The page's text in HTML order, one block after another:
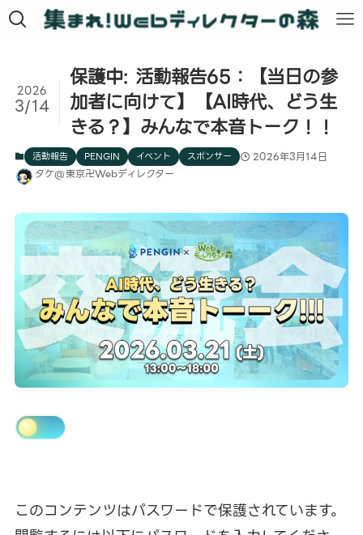
保護中: 活動報告65：【当日の参
加者に向けて】【AI時代、どう生
きる？】みんなで本音トーク！！
2026
3/14
活動報告 PENGIN イベント スポンサー
2026年3月14日
タケ@東京卍Webディレクター
このコンテンツはパスワードで保護されています。